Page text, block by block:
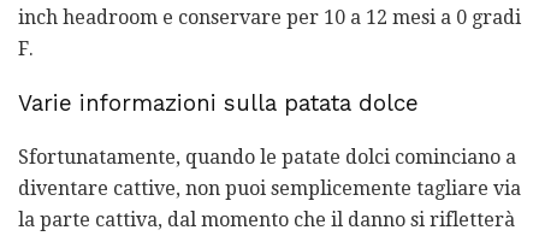
inch headroom e conservare per 10 a 12 mesi a 0 gradi
F.
Varie informazioni sulla patata dolce
Sfortunatamente, quando le patate dolci cominciano a
diventare cattive, non puoi semplicemente tagliare via
la parte cattiva, dal momento che il danno si rifletterà